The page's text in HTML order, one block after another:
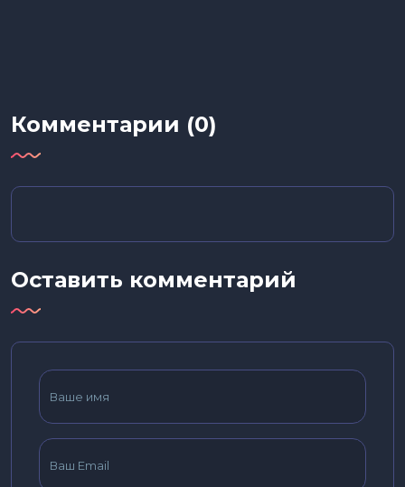
Комментарии (0)
Оставить комментарий